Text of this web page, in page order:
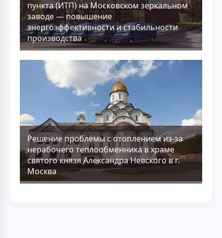
пункта (ИТП) на Московском зеркальном
заводе — повышение
энергоэффективности и стабильности
производства
Решение проблемы с отоплением из-за
нерабочего теплообменника в храме
святого князя Александра Невского в г.
Москва